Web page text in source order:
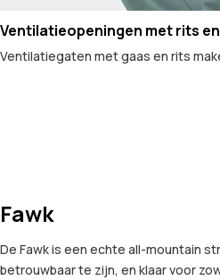
Ventilatieopeningen met rits
Ventilatiegaten met gaas en rits
Fawk
De Fawk is een echte all-mountain
betrouwbaar te zijn, en klaar voor